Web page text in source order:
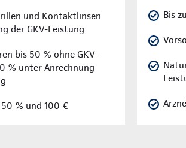
und Kontaktlinsen
der GKV-Leistung
bis 50 % ohne GKV-
% unter Anrechnung
% und 100 €
Bis